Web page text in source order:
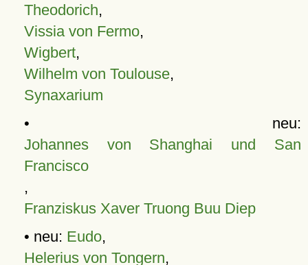
Theodorich,
Vissia von Fermo,
Wigbert,
Wilhelm von Toulouse,
Synaxarium
• neu:
Johannes von Shanghai und San
Francisco
,
Franziskus Xaver Truong Buu Diep
• neu: Eudo,
Helerius von Tongern,